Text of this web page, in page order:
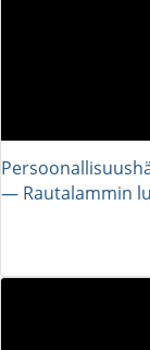
― Rautalammin